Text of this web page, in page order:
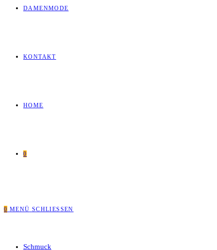
DAMENMODE
KONTAKT
HOME
0
0 MENÜ SCHLIESSEN
Schmuck